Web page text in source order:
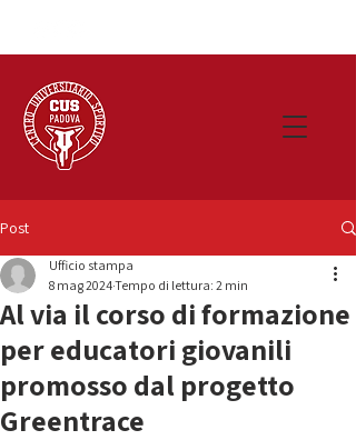
Post
Al via il corso di formazione
per educatori giovanili
promosso dal progetto
Greentrace
Ufficio stampa
8 mag 2024Tempo di lettura: 2 min